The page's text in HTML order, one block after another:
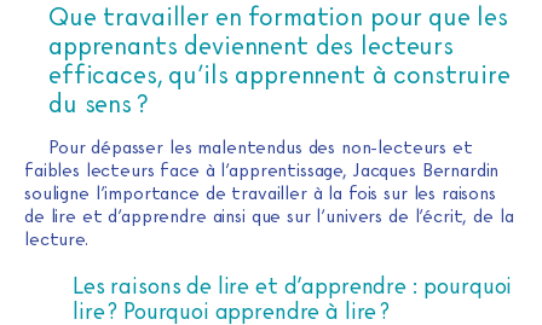
Que travailler en formation pour que les
apprenants deviennent des lecteurs
efficaces, qu’ils apprennent à construire
du sens ?
Pour dépasser les malentendus des non-lecteurs et
faibles lecteurs face à l’apprentissage, Jacques Bernardin
souligne l’importance de travailler à la fois sur les raisons
de lire et d’apprendre ainsi que sur l’univers de l’écrit, de la
lecture.
Les raisons de lire et d’apprendre : pourquoi
lire ? Pourquoi apprendre à lire ?